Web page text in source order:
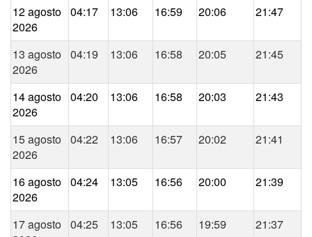
12 agosto
2026
04:17 13:06 16:59 20:06 21:47
13 agosto
2026
04:19 13:06 16:58 20:05 21:45
14 agosto
2026
04:20 13:06 16:58 20:03 21:43
15 agosto
2026
04:22 13:06 16:57 20:02 21:41
16 agosto
2026
04:24 13:05 16:56 20:00 21:39
17 agosto
04:25 13:05 16:56 19:59 21:37